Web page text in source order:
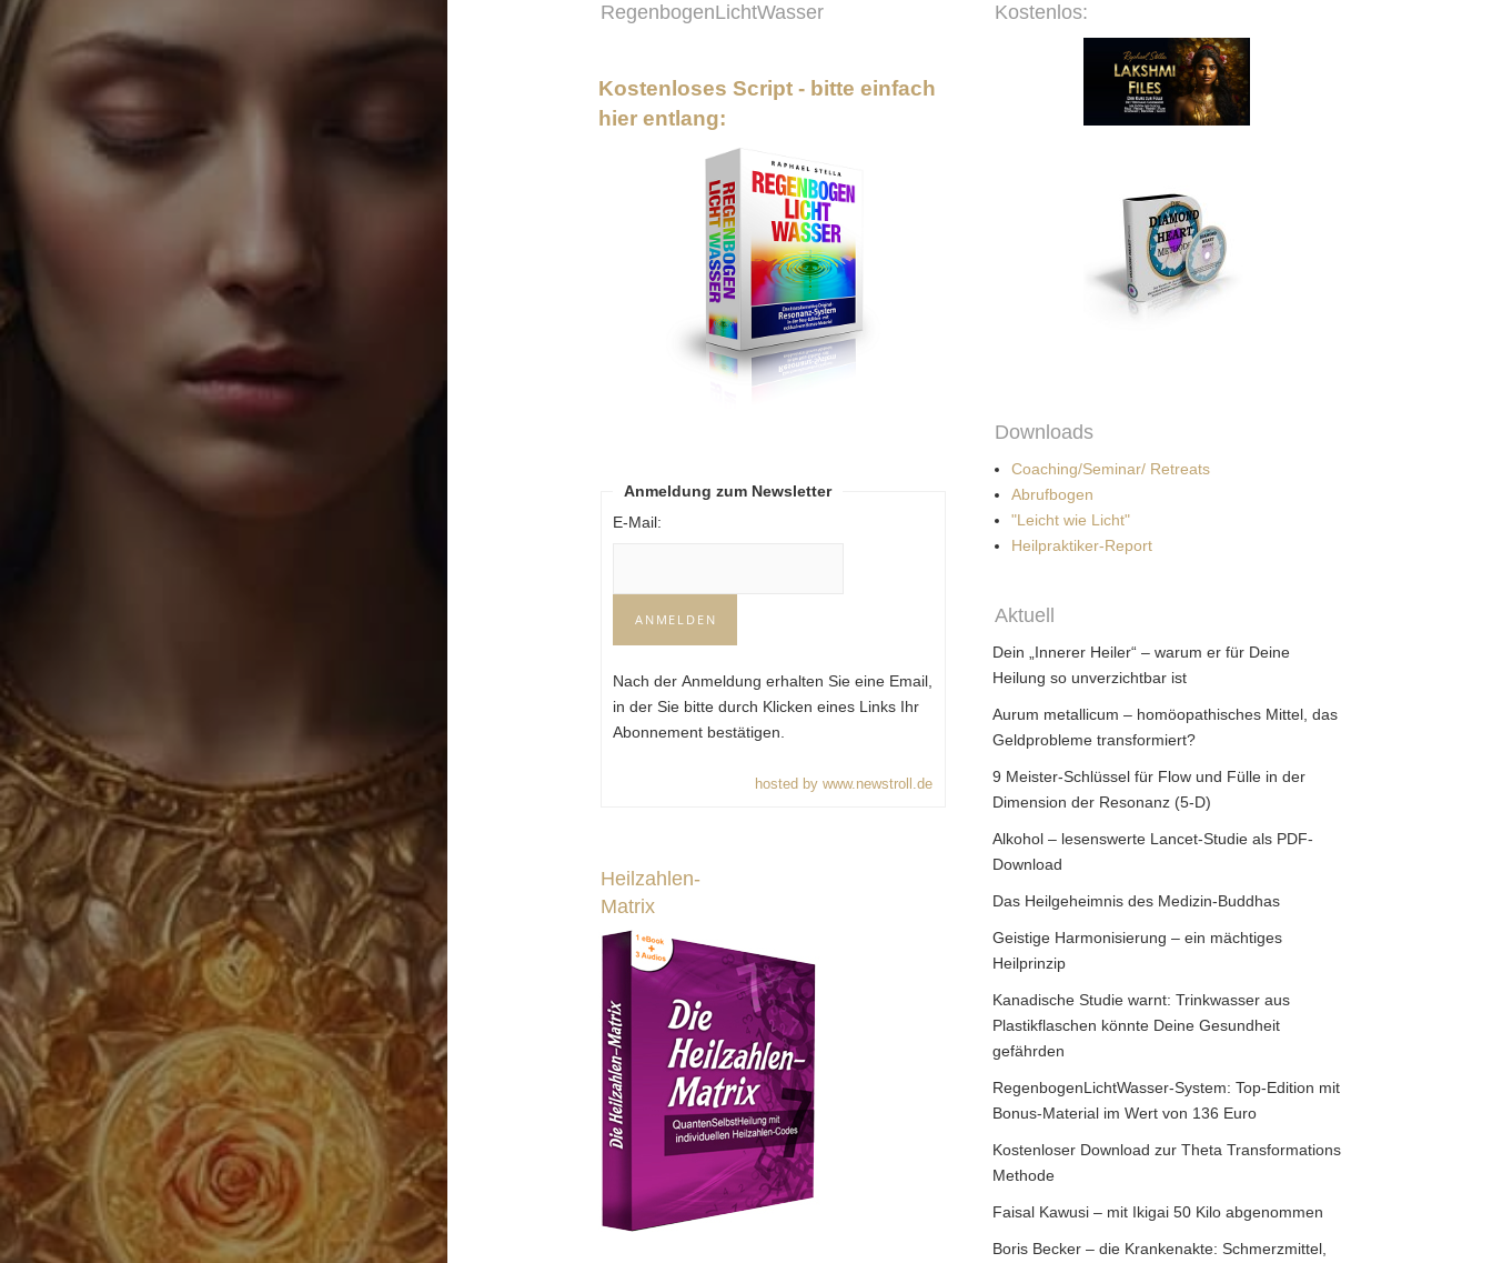
RegenbogenLichtWasser
Kostenloses Script - bitte einfach
hier entlang:
Anmeldung zum Newsletter
E-Mail:
Nach der Anmeldung erhalten Sie eine Email,
in der Sie bitte durch Klicken eines Links Ihr
Abonnement bestätigen.
hosted by www.newstroll.de
Heilzahlen-
Matrix
Kostenlos:
Downloads
Coaching/Seminar/ Retreats
Abrufbogen
"Leicht wie Licht"
Heilpraktiker-Report
Aktuell
Dein „Innerer Heiler“ – warum er für Deine
Heilung so unverzichtbar ist
Aurum metallicum – homöopathisches Mittel, das
Geldprobleme transformiert?
9 Meister-Schlüssel für Flow und Fülle in der
Dimension der Resonanz (5-D)
Alkohol – lesenswerte Lancet-Studie als PDF-
Download
Das Heilgeheimnis des Medizin-Buddhas
Geistige Harmonisierung – ein mächtiges
Heilprinzip
Kanadische Studie warnt: Trinkwasser aus
Plastikflaschen könnte Deine Gesundheit
gefährden
RegenbogenLichtWasser-System: Top-Edition mit
Bonus-Material im Wert von 136 Euro
Kostenloser Download zur Theta Transformations
Methode
Faisal Kawusi – mit Ikigai 50 Kilo abgenommen
Boris Becker – die Krankenakte: Schmerzmittel,